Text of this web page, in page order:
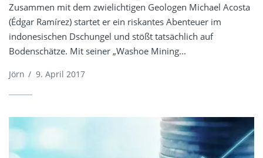
Zusammen mit dem zwielichtigen Geologen Michael Acosta
(Édgar Ramírez) startet er ein riskantes Abenteuer im
indonesischen Dschungel und stößt tatsächlich auf
Bodenschätze. Mit seiner „Washoe Mining...
Jörn / 9. April 2017